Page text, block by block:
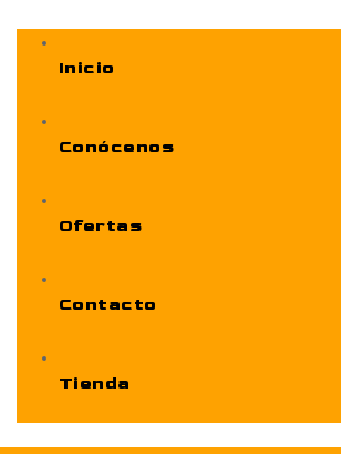
Inicio
Conócenos
Ofertas
Contacto
Tienda